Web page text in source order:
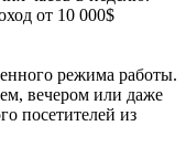
от 10 000$
режима работы.
вечером или даже
посетителей из